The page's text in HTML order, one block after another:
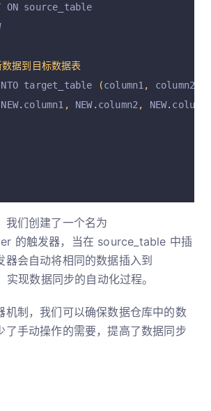
ON source_table
据到目标数据表
target_table
(column1, column2
NEW. column1 , NEW. column2, NEW.
我们创建了一个名为
的触发器，当在 source_table 中插
器会自动将相同的数据插入到
现数据同步的自动化过程。
机制，我们可以确保数据仓库中的数
了手动操作的需要，提高了数据同步